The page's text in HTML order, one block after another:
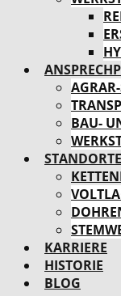
BAU-
STANDORTE
KARRIERE
HISTORIE
BLOG